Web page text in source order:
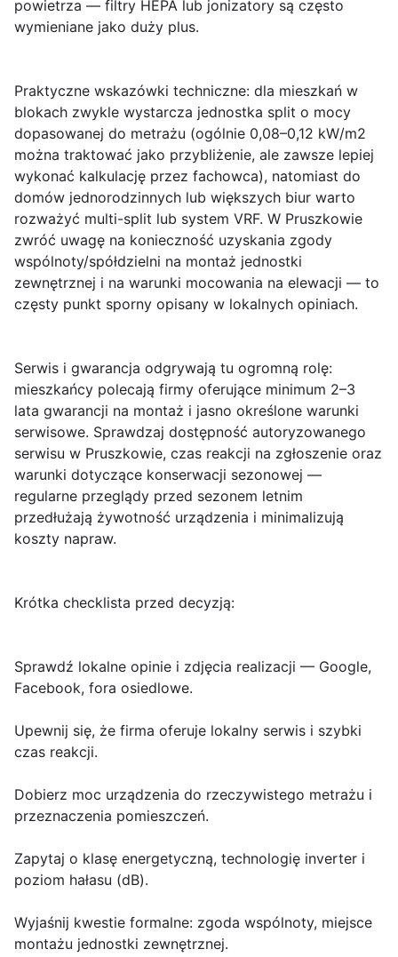
powietrza — filtry HEPA lub jonizatory są często
wymieniane jako duży plus.
Praktyczne wskazówki techniczne: dla mieszkań w
blokach zwykle wystarcza jednostka split o mocy
dopasowanej do metrażu (ogólnie 0,08–0,12 kW/m2
można traktować jako przybliżenie, ale zawsze lepiej
wykonać kalkulację przez fachowca), natomiast do
domów jednorodzinnych lub większych biur warto
rozważyć multi-split lub system VRF. W Pruszkowie
zwróć uwagę na konieczność uzyskania zgody
wspólnoty/spółdzielni na montaż jednostki
zewnętrznej i na warunki mocowania na elewacji — to
częsty punkt sporny opisany w lokalnych opiniach.
Serwis i gwarancja odgrywają tu ogromną rolę:
mieszkańcy polecają firmy oferujące minimum 2–3
lata gwarancji na montaż i jasno określone warunki
serwisowe. Sprawdzaj dostępność autoryzowanego
serwisu w Pruszkowie, czas reakcji na zgłoszenie oraz
warunki dotyczące konserwacji sezonowej —
regularne przeglądy przed sezonem letnim
przedłużają żywotność urządzenia i minimalizują
koszty napraw.
Krótka checklista przed decyzją:
Sprawdź lokalne opinie i zdjęcia realizacji — Google,
Facebook, fora osiedlowe.
Upewnij się, że firma oferuje lokalny serwis i szybki
czas reakcji.
Dobierz moc urządzenia do rzeczywistego metrażu i
przeznaczenia pomieszczeń.
Zapytaj o klasę energetyczną, technologię inverter i
poziom hałasu (dB).
Wyjaśnij kwestie formalne: zgoda wspólnoty, miejsce
montażu jednostki zewnętrznej.